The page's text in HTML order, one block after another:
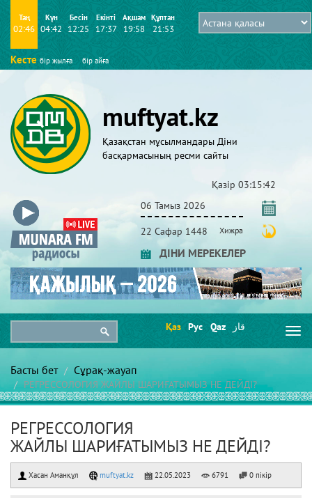
Таң
02:46
Күн
04:42
Бесін
12:25
Екінті
17:37
Ақшам
19:58
Құптан
21:53
Кесте бір жылға бір айға
muftyat.kz
Қазақстан мұсылмандары Діни
басқармасының ресми сайты
Қазір 03:15:42
06 Тамыз 2026
22 Сафар 1448 Хижра
ДІНИ МЕРЕКЕЛЕР
Қаз Рус Qaz قاز
Басты бет Сұрақ-жауап
РЕГРЕССОЛОГИЯ ЖАЙЛЫ ШАРИҒАТЫМЫЗ НЕ ДЕЙДІ?
РЕГРЕССОЛОГИЯ
ЖАЙЛЫ ШАРИҒАТЫМЫЗ НЕ ДЕЙДІ?
Хасан Аманқұл muftyat.kz 22.05.2023 6791 0 пікір